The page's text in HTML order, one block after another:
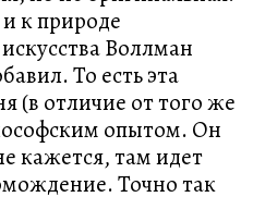
к природе
Воллман
То есть эта
(в отличие от того же
опытом. Он
кажется, там идет
Точно так